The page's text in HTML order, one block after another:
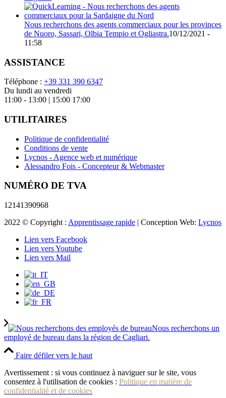
Nous recherchons des agents commerciaux pour les provinces
de Nuoro, Sassari, Olbia Tempio et Ogliastra.10/12/2021 -
11:58
ASSISTANCE
Téléphone : +39 331 390 6347
Du lundi au vendredi
11:00 - 13:00 | 15:00 17:00
UTILITAIRES
Politique de confidentialité
Conditions de vente
Lycnos - Agence web et numérique
Alessandro Fois - Concepteur & Webmaster
NUMÉRO DE TVA
12141390968
2022 © Copyright : Apprentissage rapide | Conception Web: Lycnos
Lien vers Facebook
Lien vers Youtube
Lien vers Mail
Nous recherchons un
employé de bureau dans la région de Cagliari.
Faire défiler vers le haut
Avertissement : si vous continuez à naviguer sur le site, vous
consentez à l'utilisation de cookies : Politique en matière de
confidentialité et de cookies